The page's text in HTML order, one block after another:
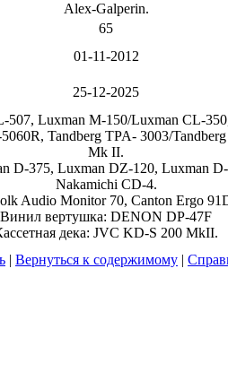
Alex-Galperin.
65
01-11-2012
25-12-2025
Luxman M-150/Luxman CL-
Tandberg TPA- 3003/
Mk II.
D-375, Luxman DZ-120, Luxman
Nakamichi CD-4.
Audio Monitor 70, Canton Ergo
Винил вертушка: DENON DP-47F
дека: JVC KD-S 200 MkII.
| Вернуться к содержимому |